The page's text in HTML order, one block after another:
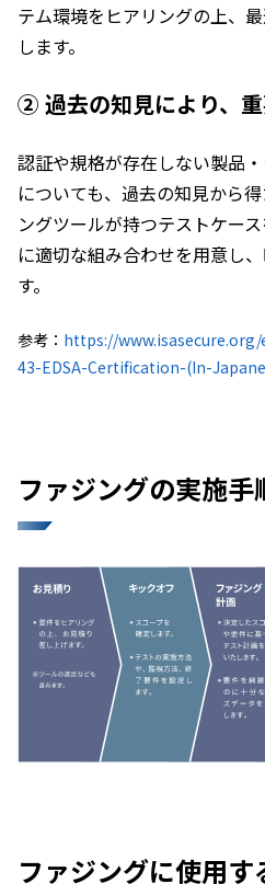
テム環境をヒアリングの上、
します。
② 過去の知見により、
認証や規格が存在しない製品
についても、過去の知見から
ングツールが持つテストケー
に適切な組み合わせを用意し
す。
参考： https://
43-EDSA-Certification-(In-
ファジングの実施手
ファジングに使用